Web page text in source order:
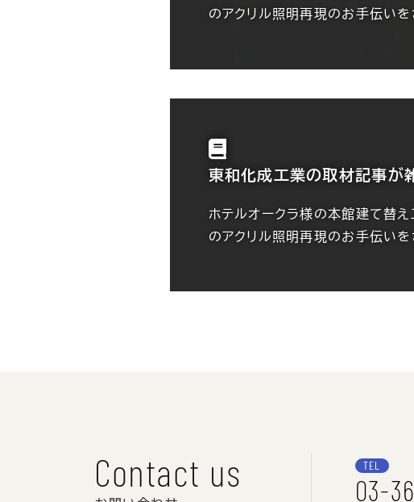
のアクリル照明再現のお手伝いを
東和化成工業の取材記事が
ホテルオークラ様の本館建て替
のアクリル照明再現のお手伝いを
Contact us TEL
03-